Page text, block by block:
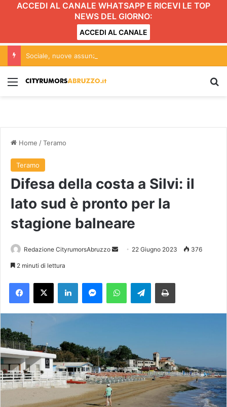
ACCEDI AL CANALE WHATSAPP E RICEVI LE TOP
NEWS DEL GIORNO:
ACCEDI AL CANALE
Menu
Home /Teramo
Teramo
Difesa della costa a Silvi: il
lato sud è pronto per la
stagione balneare
Redazione CityrumorsAbruzzo
a
e
m
a
i
l
22 Giugno 2023 376
2 minuti di lettura
Telegram